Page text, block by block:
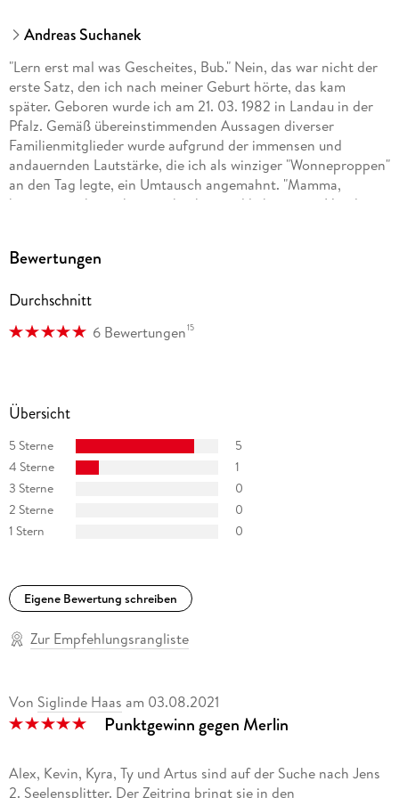
Andreas Suchanek
"Lern erst mal was Gescheites, Bub." Nein, das war nicht der
erste Satz, den ich nach meiner Geburt hörte, das kam
später. Geboren wurde ich am 21. 03. 1982 in Landau in der
Pfalz. Gemäß übereinstimmenden Aussagen diverser
Familienmitglieder wurde aufgrund der immensen und
andauernden Lautstärke, die ich als winziger "Wonneproppen"
an den Tag legte, ein Umtausch angemahnt. "Mamma,
können wir ihn nicht zurückgeben und lieber einen Hund
turbulente Jugend. Natürlich verrate ich hier keine weiteren
kaputtmachen, zum anderen bleibt dann nichts mehr für
meine Memoiren übrig.
Eine Übersicht:
"Das Erbe der Macht" (Urban-Fantasy, eigene Serie)
"Heliosphere 2265" (Space Opera, eigene Serie)
"Ein MORDs-Team" (Jugendkrimi, eigene Serie)
"Die 12 Häuser der Magie" (Urban-Fantasy, Buchreihe)
"Maddrax - Die dunkle Zukunft der Erde" (Dystopische Sci-Fi,
Co-Autor)
"Professor Zamorra - Der Meister des Übersinnlichen" (Urban
Fantasy, Co-Autor)
Opera, Co-Autor)
Bewertungen
Durchschnitt
6 Bewertungen15
Übersicht
5 Sterne
5
4 Sterne
1
3 Sterne
0
2 Sterne
0
1 Stern
0
Eigene Bewertung schreiben
Zur Empfehlungsrangliste
Von Siglinde Haas am 03.08.2021
Punktgewinn gegen Merlin
Alex, Kevin, Kyra, Ty und Artus sind auf der Suche nach Jens
2. Seelensplitter. Der Zeitring bringt sie in den